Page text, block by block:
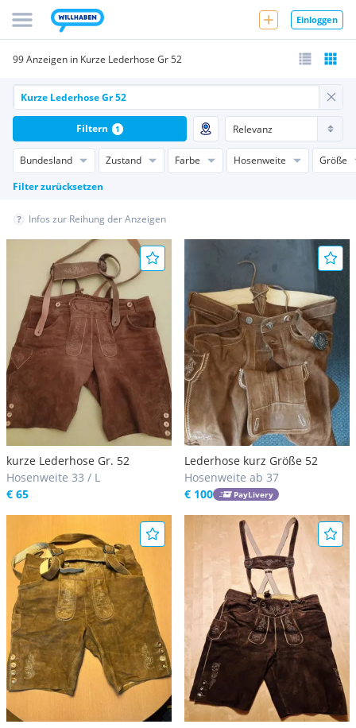
Einloggen
99 Anzeigen in Kurze Lederhose Gr 52
Bundesland Zustand Farbe Hosenweite
Größe
Filter zurücksetzen
Filtern 1
Infos zur Reihung der Anzeigen
kurze Lederhose Gr. 52
Hosenweite 33 / L
€ 65
Lederhose kurz Größe 52
Hosenweite ab 37
€ 100
PayLivery